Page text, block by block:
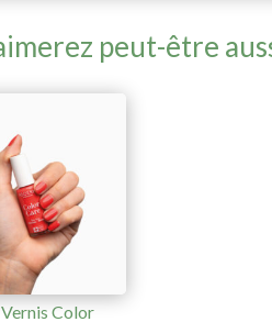
peut-être
Color